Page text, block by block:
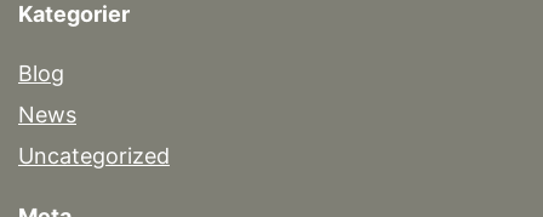
Kategorier
Blog
News
Uncategorized